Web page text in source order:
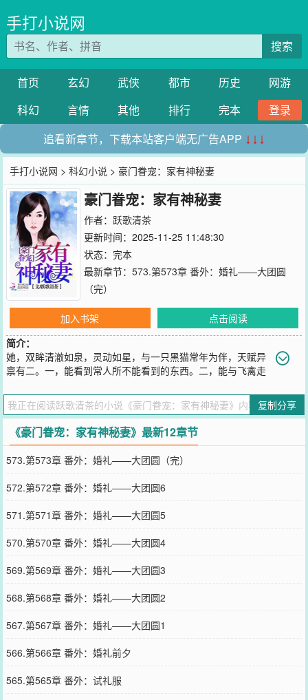
手打小说网
搜索
首页 玄幻 武侠 都市 历史
网游
科幻
言情 其他 排行 完本
登录
追看新章节，下载本站客户端无广告APP ↓↓↓
手打小说网 >科幻小说 > 豪门眷宠：家有神秘妻
豪门眷宠：家有神秘妻
作者： 跃歌清茶
更新时间：2025-11-25 11:48:30
状态：完本
最新章节： 573.第573章 番外：婚礼——大团圆
（完）
加入书架
点击阅读
简介：
她，双眸清澈如泉，灵动如星，与一只黑猫常年为伴，天赋异
禀有二。一，能看到常人所不能看到的东西。二，能与飞禽走
纯真归来，华丽登场，被记者围堵、逼问，水灵悠惊恐不已，本能寻
找唯一熟悉的背影。季如风扒开人群，紧紧护她在怀，目光凌厉如
锋：“仅凭我爱她，她是我的妻这一条，你们就没权利质问她！”
您要是觉得《豪门眷宠：家有神秘妻》还不错的话请不要忘记向您QQ
群和微博微信里的朋友推荐哦！
复制分享
《豪门眷宠：家有神秘妻》最新12章节
573.第573章 番外：婚礼——大团圆（完）
572.第572章 番外：婚礼——大团圆6
571.第571章 番外：婚礼——大团圆5
570.第570章 番外：婚礼——大团圆4
569.第569章 番外：婚礼——大团圆3
568.第568章 番外：婚礼——大团圆2
567.第567章 番外：婚礼——大团圆1
566.第566章 番外：婚礼前夕
565.第565章 番外：试礼服